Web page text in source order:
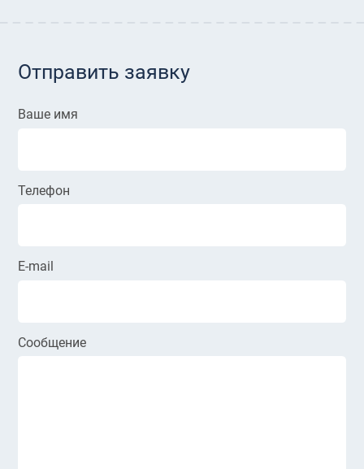
Отправить заявку
Ваше имя
Телефон
E-mail
Сообщение